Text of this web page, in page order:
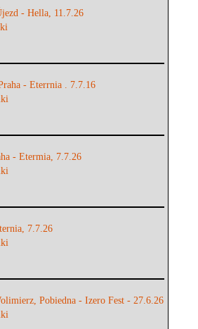
- Hella, 11.7.26
- Eterrnia . 7.7.16
- Etermia, 7.7.26
7.7.26
Pobiedna - Izero Fest - 27.6.26